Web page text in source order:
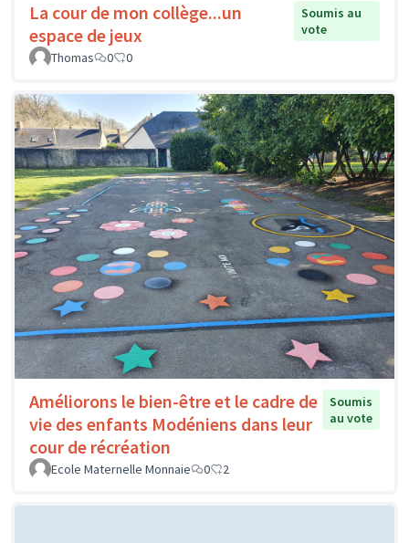
La cour de mon collège...un
espace de jeux
Soumis au
vote
Thomas
0 0
Améliorons le bien-être et le cadre de
vie des enfants Modéniens dans leur
cour de récréation
Soumis
au vote
Ecole Maternelle Monnaie 0 2